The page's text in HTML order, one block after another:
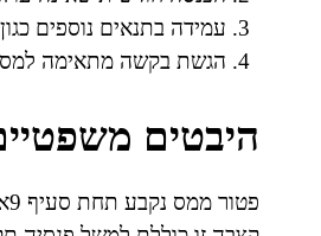
עמידה בתנאים נוספים
הגשת בקשה מתאימה למס
היבטים